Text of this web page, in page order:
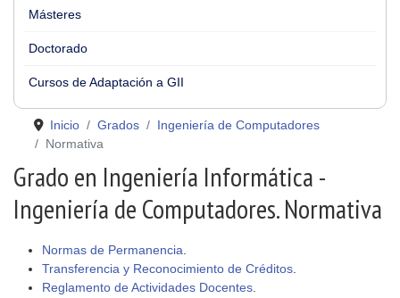
Másteres
Doctorado
Cursos de Adaptación a GII
Inicio Grados
Ingeniería de Computadores
Normativa
Grado en Ingeniería Informática -
Ingeniería de Computadores. Normativa
Normas de Permanencia
Transferencia y Reconocimiento de Créditos
Reglamento de Actividades Docentes